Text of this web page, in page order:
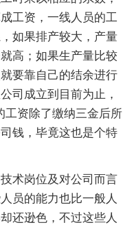
工资，一线人员的工
如果排产较大，产量
高；如果生产量比较
要靠自己的结余进行
司成立到目前为止，
工资除了缴纳三金后所
钱，毕竟这也是个特
术岗位及对公司而言
员的能力也比一般人
还逊色，不过这些人